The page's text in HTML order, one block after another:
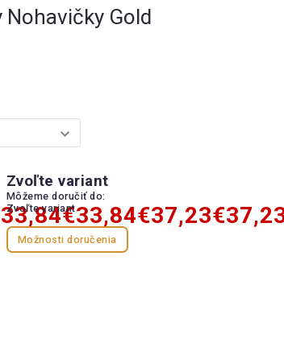
Nohavičky Gold
€33,84€37,23
Zvoľte variant
Môžeme doručiť do:
Zvoľte variant
Možnosti doručenia